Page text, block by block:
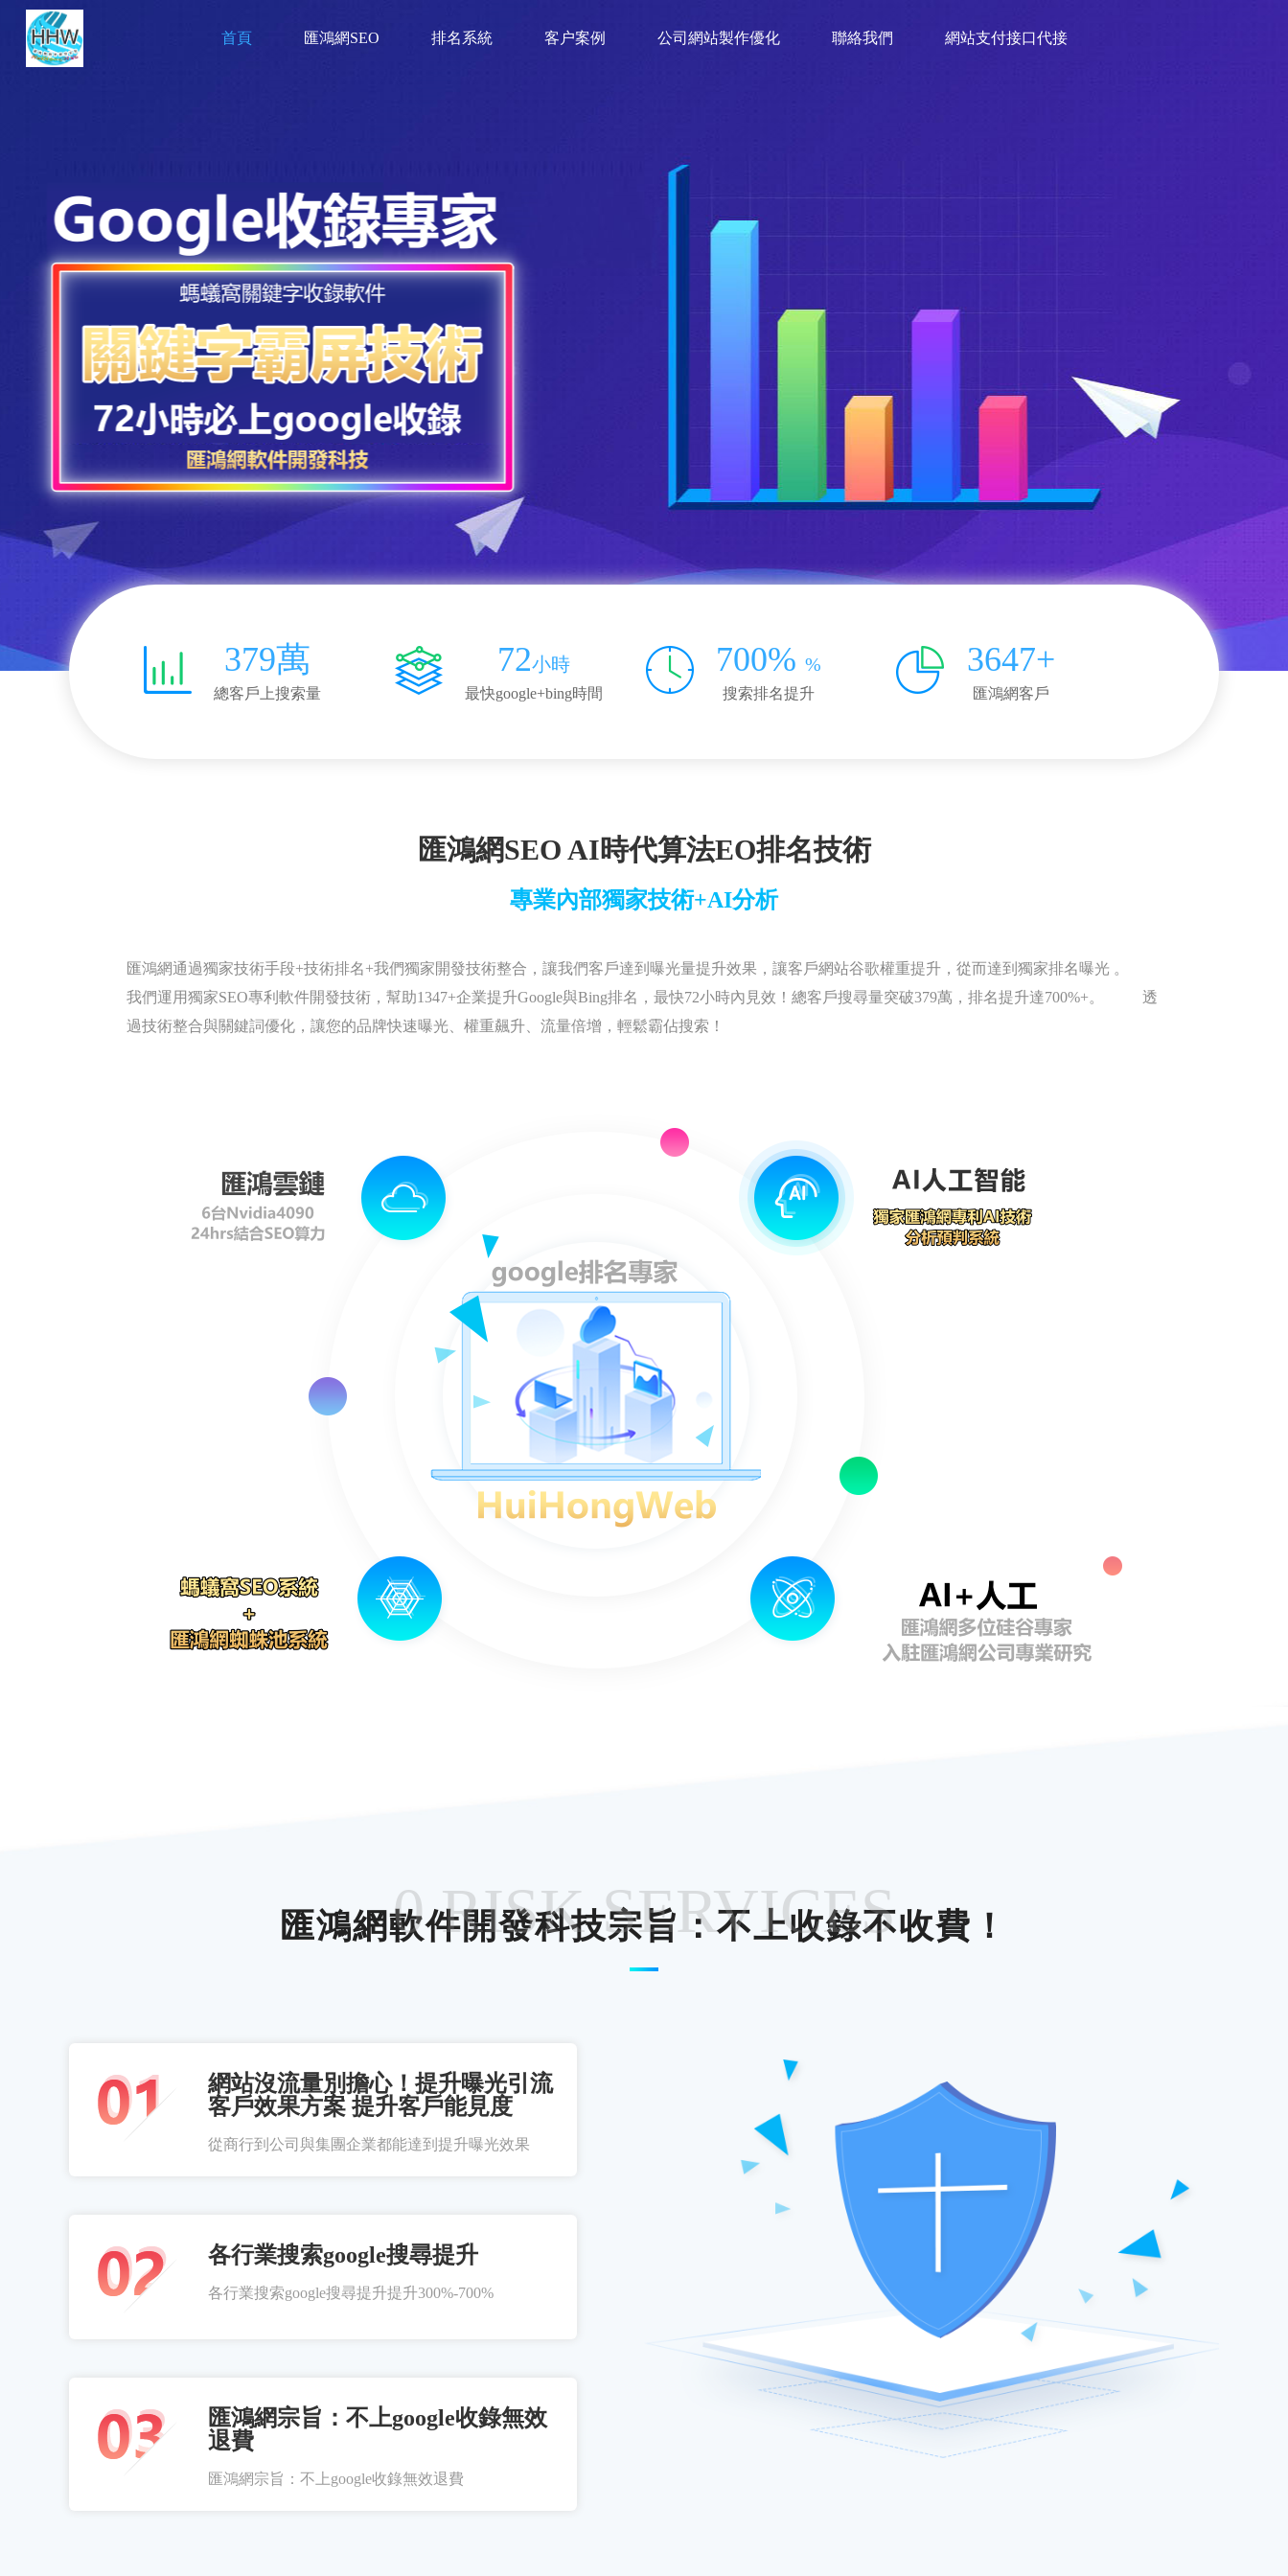
首頁 匯鴻網SEO 排名系統 客户案例 公司網站製作優化 聯絡我們 網站支付接口代接
379萬
總客戶上搜索量
72小時
最快google+bing時間
700% %
搜索排名提升
3647+
匯鴻網客戶
匯鴻網SEO AI時代算法EO排名技術
專業內部獨家技術+AI分析
匯鴻網通過獨家技術手段+技術排名+我們獨家開發技術整合，讓我們客戶達到曝光量提升效果，讓客戶網站谷歌權重提升，從而達到獨家排名曝光 。
我們運用獨家SEO專利軟件開發技術，幫助1347+企業提升Google與Bing排名，最快72小時內見效！總客戶搜尋量突破379萬，排名提升達700%+。 透
過技術整合與關鍵詞優化，讓您的品牌快速曝光、權重飆升、流量倍增，輕鬆霸佔搜索！
0 RISK SERVICES
匯鴻網軟件開發科技宗旨：不上收錄不收費！
網站沒流量別擔心！提升曝光引流
客戶效果方案 提升客戶能見度
從商行到公司與集團企業都能達到提升曝光效果
各行業搜索google搜尋提升
各行業搜索google搜尋提升提升300%-700%
匯鴻網宗旨：不上google收錄無效
退費
匯鴻網宗旨：不上google收錄無效退費